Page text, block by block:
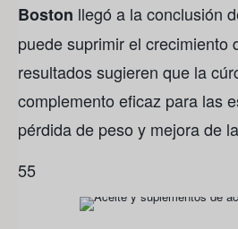
Boston llegó a la conclusión
puede suprimir el crecimiento
resultados sugieren que la
complemento eficaz para las
pérdida de peso y mejora de
55